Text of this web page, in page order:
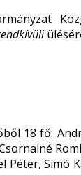
18 fő:
Péter,